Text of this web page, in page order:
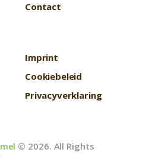
Contact
Imprint
Cookiebeleid
Privacyverklaring
© 2026. All Rights